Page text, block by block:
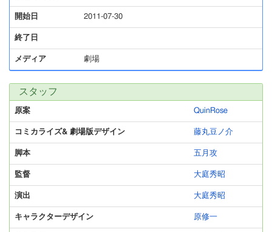
開始日 2011-07-30
終了日
メディア 劇場
スタッフ
原案 QuinRose
コミカライズ& 劇場版デザイン 藤丸豆ノ介
脚本 五月攻
監督 大庭秀昭
演出 大庭秀昭
キャラクターデザイン 原修一